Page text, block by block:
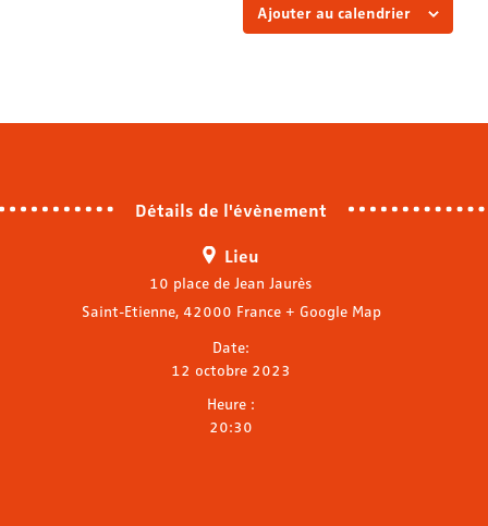
Ajouter au calendrier
Détails de l'évènement
Lieu
10 place de Jean Jaurès
Saint-Etienne, 42000 France + Google Map
Date:
12 octobre 2023
Heure :
20:30